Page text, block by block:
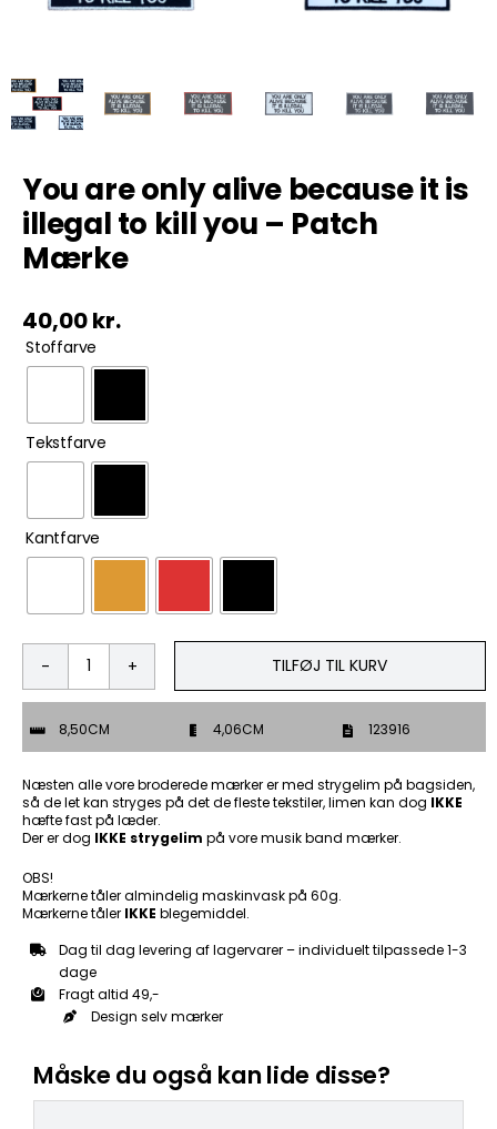
ØL & Spiritus
Tøj & Andre Varer
You are only alive because it is
illegal to kill you – Patch
Mærke
40,00kr.
Stoffarve
Tekstfarve
Kantfarve
You
are
alive
because
it
is
illegal
to
you
-
Mærke
antal
TILFØJ TIL KURV
8,50CM 4,06CM 123916
Næsten alle vore broderede mærker er med strygelim på bagsiden,
så de let kan stryges på det de fleste tekstiler, limen kan dog IKKE
hæfte fast på læder.
Der er dog IKKE strygelim på vore musik band mærker.
OBS!
Mærkerne tåler almindelig maskinvask på 60g.
Mærkerne tåler IKKE blegemiddel.
Dag til dag levering af lagervarer – individuelt tilpassede 1-3
dage
Fragt altid 49,-
Design selv mærker
Måske du også kan lide disse?